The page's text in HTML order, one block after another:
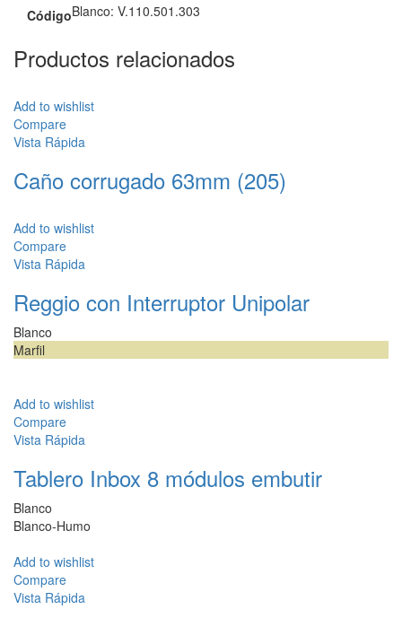
CódigoBlanco: V.110.501.303
Productos relacionados
Add to wishlist
Compare
Vista Rápida
Caño corrugado 63mm (205)
Add to wishlist
Compare
Vista Rápida
Reggio con Interruptor Unipolar
Blanco
Marfil
Add to wishlist
Compare
Vista Rápida
Tablero Inbox 8 módulos embutir
Blanco
Blanco-Humo
Add to wishlist
Compare
Vista Rápida